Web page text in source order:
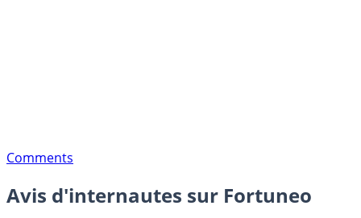
Comments
Avis d'internautes sur Fortuneo